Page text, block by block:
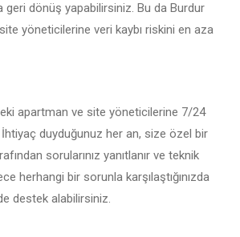
geri dönüş yapabilirsiniz. Bu da Burdur
yöneticilerine veri kaybı riskini en aza
apartman ve site yöneticilerine 7/24
duyduğunuz her an, size özel bir
sorularınız yanıtlanır ve teknik
herhangi bir sorunla karşılaştığınızda
destek alabilirsiniz.